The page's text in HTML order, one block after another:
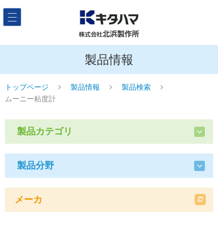
製品情報
トップページ 製品情報
製品検索
ムーニー粘度計
製品カテゴリ
製品分野
メーカ